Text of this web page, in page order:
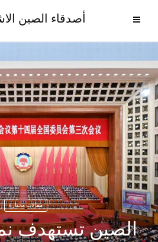
أصدقاء الصين
مقالات مختارة
الصين تستهدف